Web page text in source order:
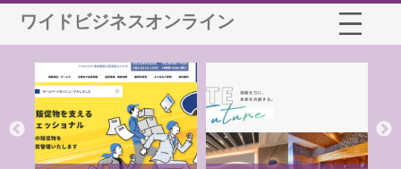
ワイドビジネスオンライン